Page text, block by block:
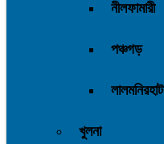
নীলফামারী
পঞ্চগড়
লালমনিরহাট
খুলনা